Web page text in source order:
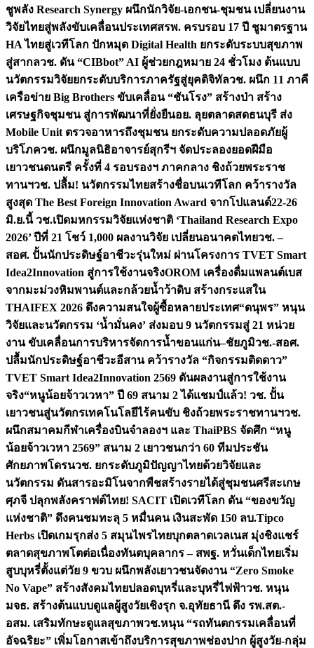
ชูพลัง Research Synergy ผนึกนักวิจัย-เอกชน-ชุมชน เปลี่ยนงาน
วิจัยไทยสู่พลังขับเคลื่อนประเทศสรพ. ครบรอบ 17 ปี ชูมาตรฐาน
HA ไทยสู่เวทีโลก ปักหมุด Digital Health ยกระดับระบบสุขภาพ
สู่สากลวช. ดัน “CIBbot” AI ผู้ช่วยกฎหมาย 24 ชั่วโมง ต้นแบบ
นวัตกรรมวิจัยยกระดับบริการภาครัฐสู่ยุคดิจิทัลวช. ผนึก 11 ภาคี
เครือข่าย Big Brothers ขับเคลื่อน “ชันโรง” สร้างป่า สร้าง
เศรษฐกิจชุมชน สู่การพัฒนาที่ยั่งยืนอย. ลุยตลาดสดธนบุรี ส่ง
Mobile Unit ตรวจอาหารถึงชุมชน ยกระดับความปลอดภัยผู้
บริโภควช. ผนึกมูลนิธิอาจารย์สุกรีฯ จัดประลองยอดฝีมือ
เยาวชนดนตรี ครั้งที่ 4 รอบรองฯ ภาคกลาง ชิงถ้วยพระราช
ทานฯวช. ปลื้ม! นวัตกรรมไทยสร้างชื่อบนเวทีโลก คว้ารางวัล
สูงสุด The Best Foreign Innovation Award จากโปแลนด์22-26
มิ.ย.นี้ วช.เปิดมหกรรมวิจัยแห่งชาติ ‘Thailand Research Expo
2026’ ปีที่ 21 โชว์ 1,000 ผลงานวิจัย เปลี่ยนอนาคตไทยวช. –
สอศ. ปั้นนักประดิษฐ์อาชีวะรุ่นใหม่ ผ่านโครงการ TVET Smart
Idea2Innovation สู่การใช้งานจริงOROM เครื่องดื่มแพลนต์เบส
จากมะม่วงหิมพานต์และกล้วยน้ำว้าดิบ สร้างกระแสใน
THAIFEX 2026 ดึงความสนใจผู้ซื้อหลายประเทศ“ดนุพร” หนุน
วิจัยและนวัตกรรม ‘น้ำมั่นคง’ ส่งมอบ 9 นวัตกรรมสู่ 21 หน่วย
งาน ขับเคลื่อนการบริหารจัดการน้ำขอนแก่น–ชัยภูมิวช.-สอศ.
ปลื้มนักประดิษฐ์อาชีวะอีสาน คว้ารางวัล “กิจกรรมติดดาว”
TVET Smart Idea2Innovation 2569 ดันผลงานสู่การใช้งาน
จริง“หนูน้อยจ้าวเวหา” ปี 69 สนาม 2 ได้แชมป์แล้ว! วช. ปั้น
เยาวชนสู่นวัตกรเทคโนโลยีไร้คนขับ ชิงถ้วยพระราชทานฯวช.
ผนึกสมาคมกีฬาเครื่องบินจำลองฯ และ ThaiPBS จัดศึก “หนู
น้อยจ้าวเวหา 2569” สนาม 2 เยาวชนกว่า 60 ทีมประชัน
ศักยภาพโดรนวช. ยกระดับภูมิปัญญาไทยด้วยวิจัยและ
นวัตกรรม ดันสารอะมิโนจากพืชสร้างรายได้สู่ชุมชนศรีสะเกษ
ศุภจี ปลุกพลังคราฟต์ไทย! SACIT เปิดเวทีโลก ดัน “ของขวัญ
แห่งชาติ” ดึงคนชมทะลุ 5 หมื่นคน เงินสะพัด 150 ลบ.Tipco
Herbs เปิดเกมรุกส่ง 5 สมุนไพรไทยบุกตลาดเวลเนส มุ่งชิงแชร์
ตลาดสุขภาพโตต่อเนื่องทันตบุคลากร – สพฐ. หวั่นเด็กไทยเริ่ม
สูบบุหรี่ตั้งแต่วัย 9 ขวบ ผนึกพลังเยาวชนจัดงาน “Zero Smoke
No Vape” สร้างสังคมไทยปลอดบุหรี่และบุหรี่ไฟฟ้าวช. หนุน
มจธ. สร้างต้นแบบดูแลผู้สูงวัยเชิงรุก จ.อุทัยธานี ดึง รพ.สต.-
อสม. เสริมทักษะดูแลสุขภาพวช.หนุน “รถทันตกรรมเคลื่อนที่
อัจฉริยะ” เพิ่มโอกาสเข้าถึงบริการสุขภาพช่องปาก ผู้สูงวัย-กลุ่ม